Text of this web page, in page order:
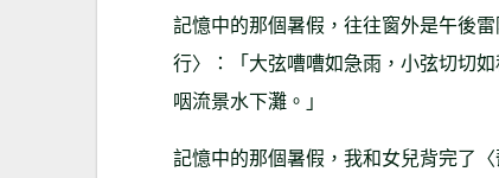
記憶中的那個暑假，往往窗外是午後
行〉：「大弦嘈嘈如急雨，小弦切切
咽流景水下灘。」
記憶中的那個暑假，我和女兒背完了